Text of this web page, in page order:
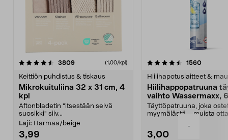
-
3809arvostelut (1,00/kpl)
Keittiön puhdistus & tiskaus
Mikrokuituliina 32 x 31 cm, 4
kpl
Aftonbladetin "itsestään selvä
suosikki" siiv...
Laji: Harmaa/beige
3,99
4.5viidestä
1560
Hiilihapotuslaitteet &
Hiilihappopatruuna
vaihto Wassermaxx,
Täyttöpatruuna, joka
myymälästä – muista
3,00
4.5viidestä